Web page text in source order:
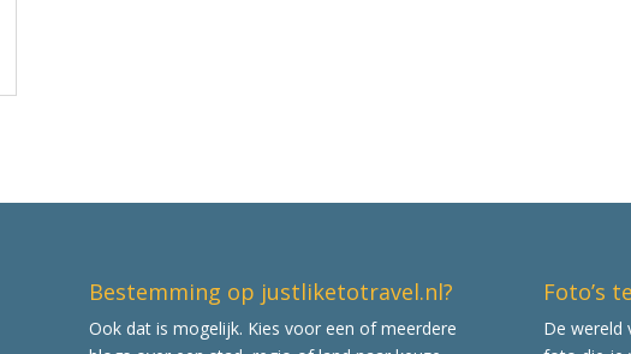
Bestemming op justliketotravel.nl?
Ook dat is mogelijk. Kies voor een of meerdere
Foto’s
De wereld